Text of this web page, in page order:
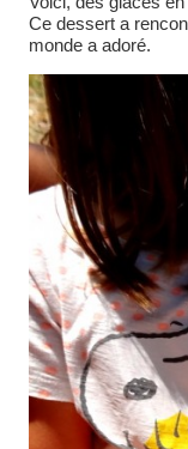
Ce dessert a
monde a adoré.